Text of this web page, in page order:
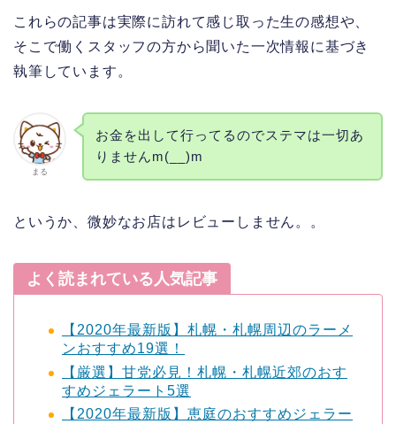
これらの記事は実際に訪れて感じ取った生の感想や、
そこで働くスタッフの方から聞いた一次情報に基づき
執筆しています。
まる
お金を出して行ってるのでステマは一切あ
りませんm(__)m
というか、微妙なお店はレビューしません。。
よく読まれている人気記事
【2020年最新版】札幌・札幌周辺のラーメ
ンおすすめ19選！
【厳選】甘党必見！札幌・札幌近郊のおす
すめジェラート5選
【2020年最新版】恵庭のおすすめジェラー